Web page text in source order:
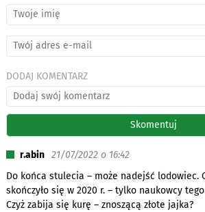
DODAJ KOMENTARZ
r.abin 21/07/2022 o 16:42
Do końca stulecia – może nadejść lodowiec.
skończyło się w 2020 r. – tylko naukowcy
Czyż zabija się kurę – znoszącą złote jajka?